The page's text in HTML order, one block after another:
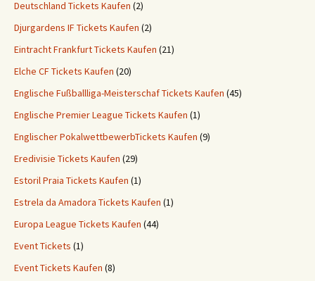
Deutschland Tickets Kaufen (2)
Djurgardens IF Tickets Kaufen (2)
Eintracht Frankfurt Tickets Kaufen (21)
Elche CF Tickets Kaufen (20)
Englische Fußballliga-Meisterschaf Tickets Kaufen (45)
Englische Premier League Tickets Kaufen (1)
Englischer PokalwettbewerbTickets Kaufen (9)
Eredivisie Tickets Kaufen (29)
Estoril Praia Tickets Kaufen (1)
Estrela da Amadora Tickets Kaufen (1)
Europa League Tickets Kaufen (44)
Event Tickets (1)
Event Tickets Kaufen (8)